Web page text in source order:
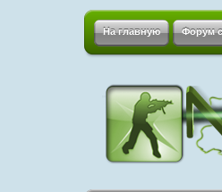
На главную Форум